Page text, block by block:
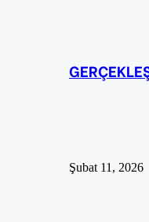
Şubat 11, 2026